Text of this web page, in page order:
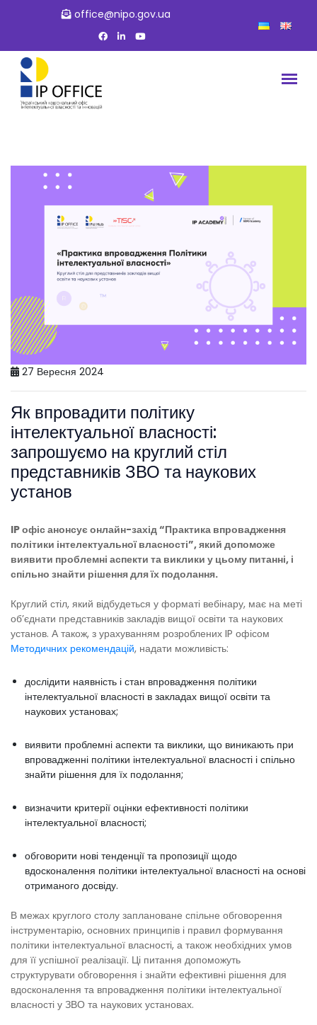
office@nipo.gov.ua
27 Вересня 2024
Як впровадити політику
інтелектуальної власності:
запрошуємо на круглий стіл
представників ЗВО та наукових
установ
IP офіс анонсує онлайн-захід “Практика впровадження
політики інтелектуальної власності”, який допоможе
виявити проблемні аспекти та виклики у цьому питанні, і
спільно знайти рішення для їх подолання.
Круглий стіл, який відбудеться у форматі вебінару, має на меті
обʼєднати представників закладів вищої освіти та наукових
установ. А також, з урахуванням розроблених IP офісом
Методичних рекомендацій, надати можливість:
дослідити наявність і стан впровадження політики
інтелектуальної власності в закладах вищої освіти та
наукових установах;
виявити проблемні аспекти та виклики, що виникають при
впровадженні політики інтелектуальної власності і спільно
знайти рішення для їх подолання;
визначити критерії оцінки ефективності політики
інтелектуальної власності;
обговорити нові тенденції та пропозиції щодо
вдосконалення політики інтелектуальної власності на основі
отриманого досвіду.
В межах круглого столу заплановане спільне обговорення
інструментарію, основних принципів і правил формування
політики інтелектуальної власності, а також необхідних умов
для її успішної реалізації. Ці питання допоможуть
структурувати обговорення і знайти ефективні рішення для
вдосконалення та впровадження політики інтелектуальної
власності у ЗВО та наукових установах.